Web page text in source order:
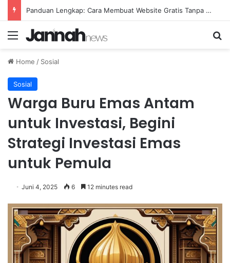
Panduan Lengkap: Cara Membuat Website Gratis Tanpa Coding
Menu
Home / Sosial
Sosial
Warga Buru Emas Antam
untuk Investasi, Begini
Strategi Investasi Emas
untuk Pemula
Juni 4, 2025 6 12 minutes read